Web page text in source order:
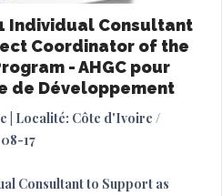
Individual Consultant
Coordinator of the
- AHGC pour
de Développement
| Localité: Côte d'Ivoire /
17
Consultant to Support as